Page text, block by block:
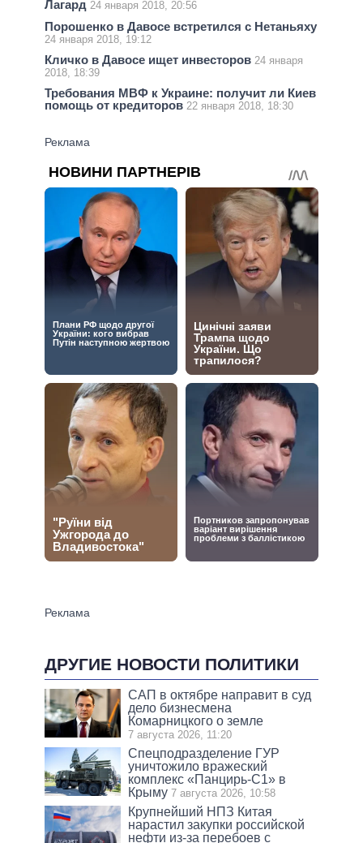
Лагард 24 января 2018, 20:56
Порошенко в Давосе встретился с Нетаньяху
24 января 2018, 19:12
Кличко в Давосе ищет инвесторов 24 января
2018, 18:39
Требования МВФ к Украине: получит ли Киев
помощь от кредиторов 22 января 2018, 18:30
ДРУГИЕ НОВОСТИ ПОЛИТИКИ
САП в октябре направит в суд
дело бизнесмена
Комарницкого о земле
7 августа 2026, 11:20
Спецподразделение ГУР
уничтожило вражеский
комплекс «Панцирь-С1» в
Крыму 7 августа 2026, 10:58
Крупнейший НПЗ Китая
нарастил закупки российской
нефти из-за перебоев с